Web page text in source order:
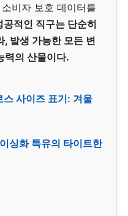
비자 보호 데이터를
공적인 직구는 단순히
, 발생 가능한 모든 변
력의 산물이다.
사이즈 표기: 겨울
싱화 특유의 타이트한